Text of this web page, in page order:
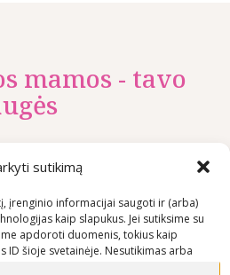
sutikimą
įrenginio informacijai saugoti ir (arba)
kaip slapukus. Jei sutiksime su
apdoroti duomenis, tokius kaip
ID šioje svetainėje. Nesutikimas arba
mamos - tavo
+370 600
03600